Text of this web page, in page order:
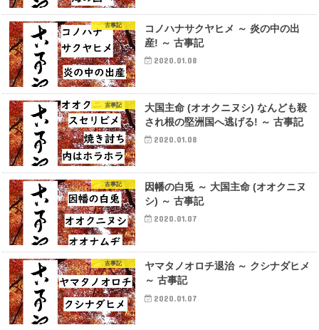
古事記
コノハナサクヤヒメ ～ 炎の中の出
産! ～ 古事記
2020.01.08
古事記
大国主命 (オオクニヌシ) なんども殺
され根の堅洲国へ逃げる! ～ 古事記
2020.01.08
古事記
因幡の白兎 ～ 大国主命 (オオクニヌ
シ) ～ 古事記
2020.01.07
古事記
ヤマタノオロチ退治 ～ クシナダヒメ
～ 古事記
2020.01.07